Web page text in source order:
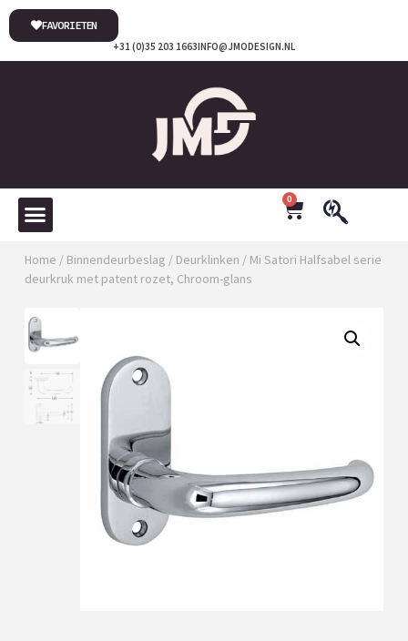
INFO@JMODESIGN.NL
+31 (0)35 203 1663
FAVORIETEN
0
Home / Binnendeurbeslag / Deurklinken / Mi Satori Halfsabel serie
deurkruk met patent rozet, Chroom-glans